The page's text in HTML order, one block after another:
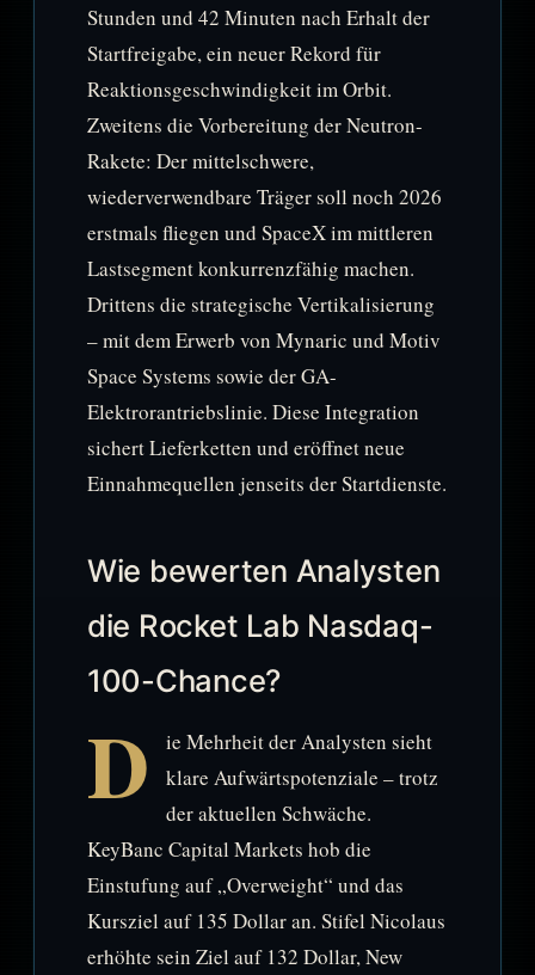
Stunden und 42 Minuten nach Erhalt der
Startfreigabe, ein neuer Rekord für
Reaktionsgeschwindigkeit im Orbit.
Zweitens die Vorbereitung der Neutron-
Rakete: Der mittelschwere,
wiederverwendbare Träger soll noch 2026
erstmals fliegen und SpaceX im mittleren
Lastsegment konkurrenzfähig machen.
Drittens die strategische Vertikalisierung
– mit dem Erwerb von Mynaric und Motiv
Space Systems sowie der GA-
Elektrorantriebslinie. Diese Integration
sichert Lieferketten und eröffnet neue
Einnahmequellen jenseits der Startdienste.
Wie bewerten Analysten
die Rocket Lab Nasdaq-
100-Chance?
D
ie Mehrheit der Analysten sieht
klare Aufwärtspotenziale – trotz
der aktuellen Schwäche.
KeyBanc Capital Markets hob die
Einstufung auf „Overweight“ und das
Kursziel auf 135 Dollar an. Stifel Nicolaus
erhöhte sein Ziel auf 132 Dollar, New